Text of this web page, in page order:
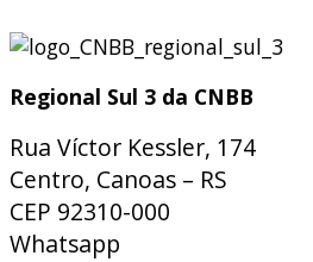
Regional Sul 3 da CNBB
Rua Víctor Kessler, 174
Centro, Canoas – RS
CEP 92310-000
Whatsapp